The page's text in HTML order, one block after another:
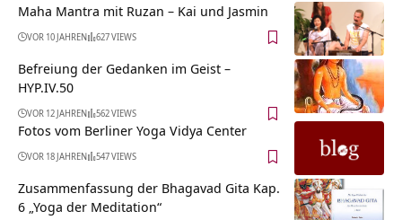
Maha Mantra mit Ruzan – Kai und Jasmin
VOR 10 JAHREN 627 VIEWS
Befreiung der Gedanken im Geist –
HYP.IV.50
VOR 12 JAHREN 562 VIEWS
Fotos vom Berliner Yoga Vidya Center
VOR 18 JAHREN 547 VIEWS
Zusammenfassung der Bhagavad Gita Kap.
6 „Yoga der Meditation“